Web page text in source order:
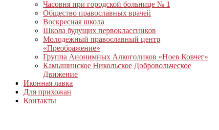
Часовня при городской больнице № 1
Общество православных врачей
Воскресная школа
Школа будущих первоклассников
Молодежный православный центр
«Преображение»
Группа Анонимных Алкоголиков «Ноев Ковчег»
Камышинское Никольское Добровольческое
Движение
Иконная лавка
Для прихожан
Контакты